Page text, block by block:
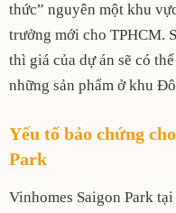
thức” nguyên một khu
trưởng mới cho TPHCM.
thì giá của dự án sẽ có
những sản phẩm ở khu
Yếu tố bảo chứng
Park
Vinhomes Saigon Park